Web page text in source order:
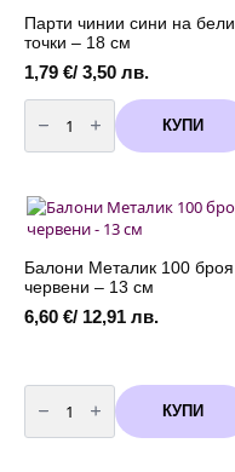
Парти чинии сини на бели
точки – 18 см
1,79 €/ 3,50 лв.
количество
за
Парти
чинии
бели
точки
см
КУПИ
Балони Металик 100 броя
червени – 13 см
6,60 €/ 12,91 лв.
количество
за
Балони
Металик
КУПИ